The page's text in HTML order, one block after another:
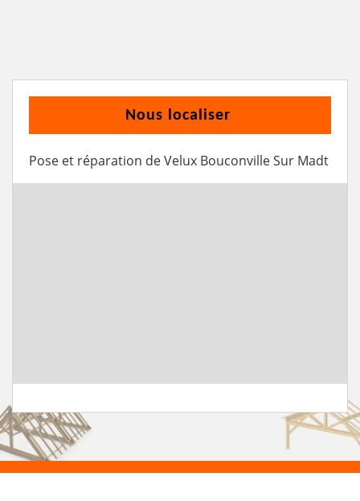
Nous localiser
Pose et réparation de Velux Bouconville Sur Madt